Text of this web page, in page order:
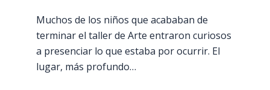
Muchos de los niños que acababan de
terminar el taller de Arte entraron curiosos
a presenciar lo que estaba por ocurrir. El
lugar, más profundo…